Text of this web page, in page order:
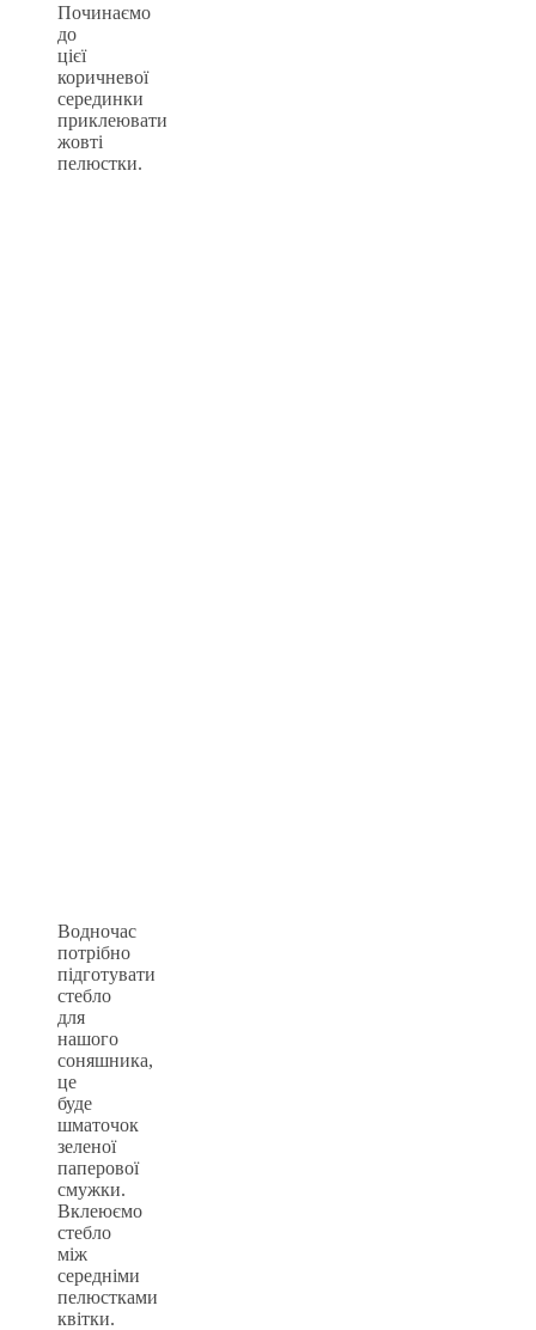
Починаємо
до
цієї
коричневої
серединки
приклеювати
жовті
пелюстки.
Водночас
потрібно
підготувати
стебло
для
нашого
соняшника,
це
буде
шматочок
зеленої
паперової
смужки.
Вклеюємо
стебло
між
середніми
пелюстками
квітки.